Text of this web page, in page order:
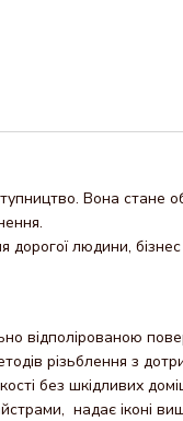
Вона
дорогої людини,
відполірованою
різьблення з
без шкідливих
надає іконі